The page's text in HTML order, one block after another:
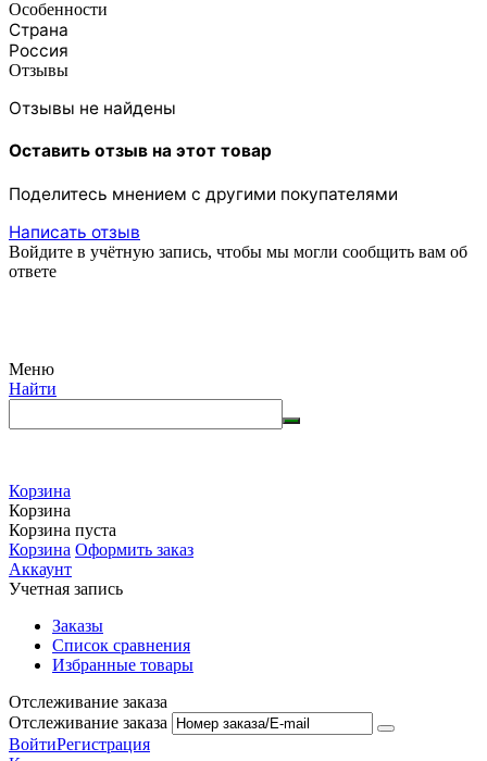
Особенности
Страна
Россия
Отзывы
Отзывы не найдены
Оставить отзыв на этот товар
Поделитесь мнением с другими покупателями
Написать отзыв
Войдите в учётную запись, чтобы мы могли сообщить вам об
ответе
Меню
Найти
Корзина
Корзина
Корзина пуста
Корзина Оформить заказ
Аккаунт
Учетная запись
Заказы
Список сравнения
Избранные товары
Отслеживание заказа
Отслеживание заказа
ВойтиРегистрация